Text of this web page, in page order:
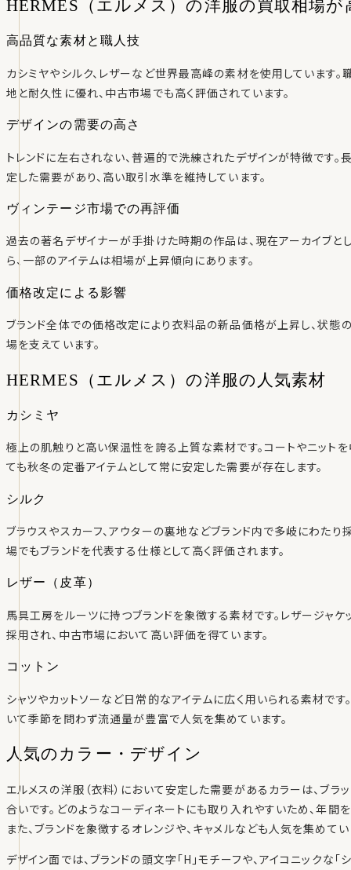
HERMES（エルメス）の洋服の買取相場が
高品質な素材と職人技
カシミヤやシルク、レザーなど世界最高峰の素材を使用しています
地と耐久性に優れ、中古市場でも高く評価されています。
デザインの需要の高さ
トレンドに左右されない、普遍的で洗練されたデザインが特徴です
定した需要があり、高い取引水準を維持しています。
ヴィンテージ市場での再評価
過去の著名デザイナーが手掛けた時期の作品は、現在アーカイブと
ら、一部のアイテムは相場が上昇傾向にあります。
価格改定による影響
ブランド全体での価格改定により衣料品の新品価格が上昇し、状態
場を支えています。
HERMES（エルメス）の洋服の人気素材
カシミヤ
極上の肌触りと高い保温性を誇る上質な素材です。コートやニット
ても秋冬の定番アイテムとして常に安定した需要が存在します。
シルク
ブラウスやスカーフ、アウターの裏地などブランド内で多岐にわた
場でもブランドを代表する仕様として高く評価されます。
レザー（皮革）
馬具工房をルーツに持つブランドを象徴する素材です。レザージャ
採用され、中古市場において高い評価を得ています。
コットン
シャツやカットソーなど日常的なアイテムに広く用いられる素材で
いて季節を問わず流通量が豊富で人気を集めています。
人気のカラー・デザイン
エルメスの洋服（衣料）において安定した需要があるカラーは、ブラ
合いです。どのようなコーディネートにも取り入れやすいため、年間
また、ブランドを象徴するオレンジや、キャメルなども人気を集めてい
デザイン面では、ブランドの頭文字「H」モチーフや、アイコニックな